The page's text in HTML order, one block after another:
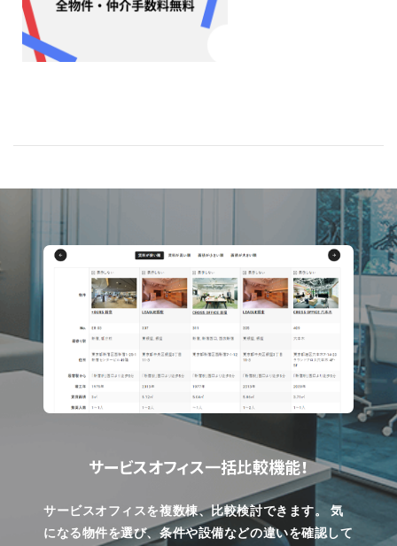
サービスオフィス一括比較機能！
サービスオフィスを複数棟、比較検討できます。
気
になる物件を選び、条件や設備などの違いを確認して